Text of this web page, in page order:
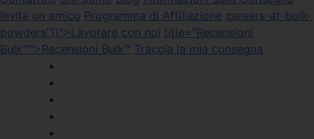
Invita un amico Programma di Affiliazione careers-at-bulk-
powders"}}">Lavorare con noi title="Recensioni
Bulk™">Recensioni Bulk™ Traccia la mia consegna